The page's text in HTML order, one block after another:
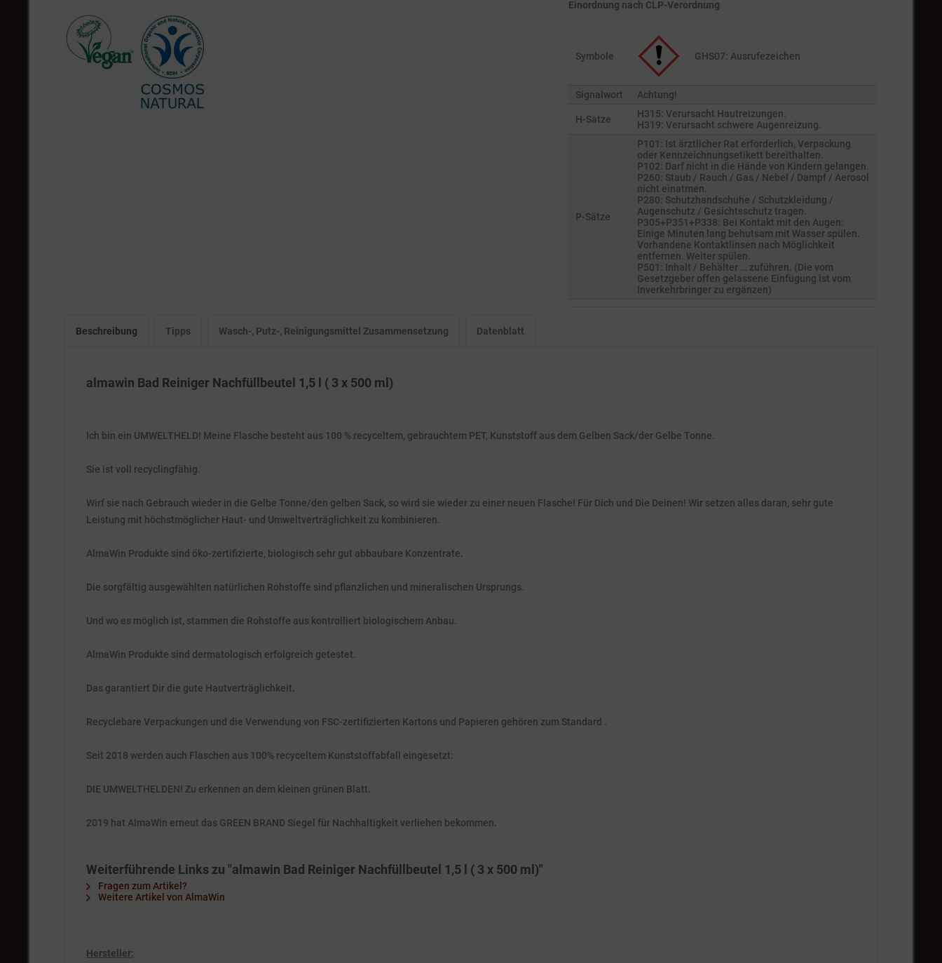
Einordnung nach CLP-Verordnung
Symbole GHS07: Ausrufezeichen
Signalwort Achtung!
H-Sätze
H315: Verursacht Hautreizungen.
H319: Verursacht schwere Augenreizung.
P-Sätze
P101: Ist ärztlicher Rat erforderlich, Verpackung
oder Kennzeichnungsetikett bereithalten.
P102: Darf nicht in die Hände von Kindern gelangen.
P260: Staub / Rauch / Gas / Nebel / Dampf / Aerosol
nicht einatmen.
P280: Schutzhandschuhe / Schutzkleidung /
Augenschutz / Gesichtsschutz tragen.
P305+P351+P338: Bei Kontakt mit den Augen:
Einige Minuten lang behutsam mit Wasser spülen.
Vorhandene Kontaktlinsen nach Möglichkeit
entfernen. Weiter spülen.
P501: Inhalt / Behälter … zuführen. (Die vom
Gesetzgeber offen gelassene Einfügung ist vom
Inverkehrbringer zu ergänzen)
Beschreibung Tipps Wasch-, Putz-, Reinigungsmittel Zusammensetzung Datenblatt
almawin Bad Reiniger Nachfüllbeutel 1,5 l ( 3 x 500 ml)
Ich bin ein UMWELTHELD! Meine Flasche besteht aus 100 % recyceltem, gebrauchtem PET, Kunststoff aus dem Gelben Sack/der Gelbe Tonne.
Sie ist voll recyclingfähig.
Wirf sie nach Gebrauch wieder in die Gelbe Tonne/den gelben Sack, so wird sie wieder zu einer neuen Flasche! Für Dich und Die Deinen! Wir setzen alles daran, sehr gute
Leistung mit höchstmöglicher Haut- und Umweltverträglichkeit zu kombinieren.
AlmaWin Produkte sind öko-zertifizierte, biologisch sehr gut abbaubare Konzentrate.
Die sorgfältig ausgewählten natürlichen Rohstoffe sind pflanzlichen und mineralischen Ursprungs.
Und wo es möglich ist, stammen die Rohstoffe aus kontrolliert biologischem Anbau.
AlmaWin Produkte sind dermatologisch erfolgreich getestet.
Das garantiert Dir die gute Hautverträglichkeit.
Recyclebare Verpackungen und die Verwendung von FSC-zertifizierten Kartons und Papieren gehören zum Standard .
Seit 2018 werden auch Flaschen aus 100% recyceltem Kunststoffabfall eingesetzt:
DIE UMWELTHELDEN! Zu erkennen an dem kleinen grünen Blatt.
2019 hat AlmaWin erneut das GREEN BRAND Siegel für Nachhaltigkeit verliehen bekommen.
Weiterführende Links zu "almawin Bad Reiniger Nachfüllbeutel 1,5 l ( 3 x 500 ml)"
Fragen zum Artikel?
Weitere Artikel von AlmaWin
Hersteller: